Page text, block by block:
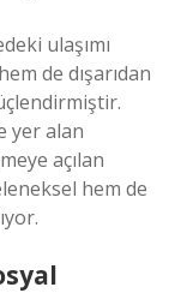
ulaşımı
de dışarıdan
yer alan
açılan
hem de